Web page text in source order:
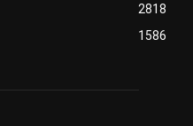
2818
1586